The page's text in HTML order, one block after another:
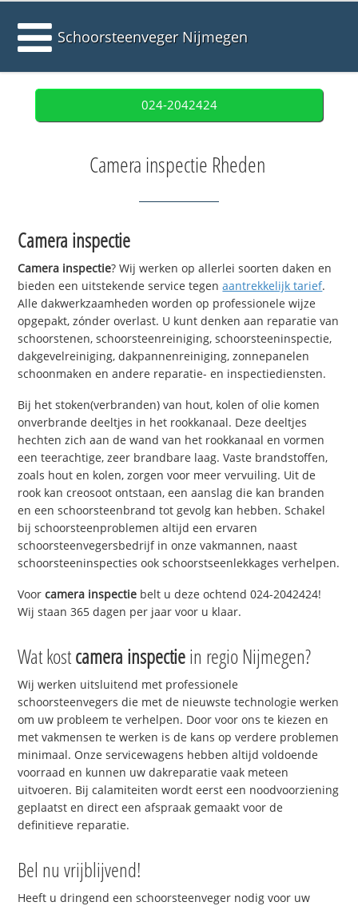
Schoorsteenveger Nijmegen
024-2042424
Camera inspectie Rheden
Camera inspectie
Camera inspectie? Wij werken op allerlei soorten daken en
bieden een uitstekende service tegenaantrekkelijk tarief.
Alle dakwerkzaamheden worden op professionele wijze
opgepakt, zónder overlast. U kunt denken aan reparatie van
schoorstenen, schoorsteenreiniging, schoorsteeninspectie,
dakgevelreiniging, dakpannenreiniging, zonnepanelen
schoonmaken en andere reparatie- en inspectiediensten.
Bij het stoken(verbranden) van hout, kolen of olie komen
onverbrande deeltjes in het rookkanaal. Deze deeltjes
hechten zich aan de wand van het rookkanaal en vormen
een teerachtige, zeer brandbare laag. Vaste brandstoffen,
zoals hout en kolen, zorgen voor meer vervuiling. Uit de
rook kan creosoot ontstaan, een aanslag die kan branden
en een schoorsteenbrand tot gevolg kan hebben. Schakel
bij schoorsteenproblemen altijd een ervaren
schoorsteenvegersbedrijf in onze vakmannen, naast
schoorsteeninspecties ook schoorstseenlekkages verhelpen.
Voorcamera inspectie belt u deze ochtend 024-2042424!
Wij staan 365 dagen per jaar voor u klaar.
Wat kostcamera inspectiein regio Nijmegen?
Wij werken uitsluitend met professionele
schoorsteenvegers die met de nieuwste technologie werken
om uw probleem te verhelpen. Door voor ons te kiezen en
met vakmensen te werken is de kans op verdere problemen
minimaal. Onze servicewagens hebben altijd voldoende
voorraad en kunnen uw dakreparatie vaak meteen
uitvoeren. Bij calamiteiten wordt eerst een noodvoorziening
geplaatst en direct een afspraak gemaakt voor de
definitieve reparatie.
Bel nu vrijblijvend!
Heeft u dringend een schoorsteenveger nodig voor uw